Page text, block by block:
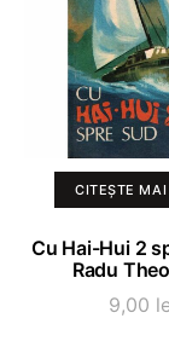
CITEȘTE MAI
Cu Hai-Hui 2
Radu
9,00